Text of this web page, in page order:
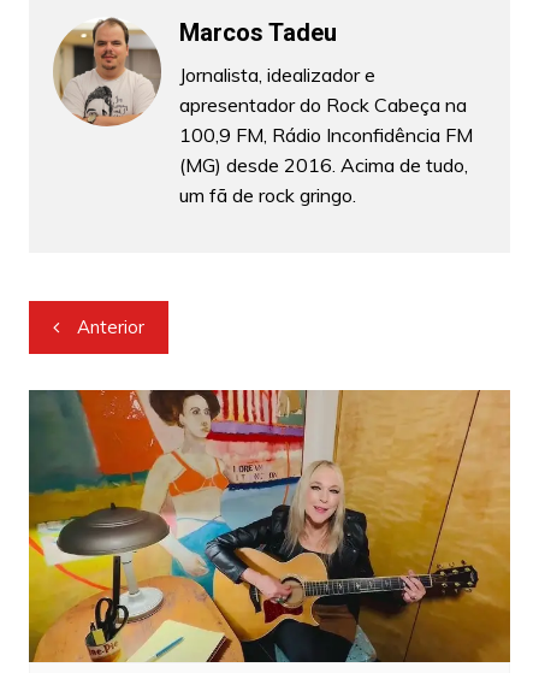
Marcos Tadeu
Jornalista, idealizador e
apresentador do Rock Cabeça na
100,9 FM, Rádio Inconfidência FM
(MG) desde 2016. Acima de tudo,
um fã de rock gringo.
Navegação
de
Post
Anterior